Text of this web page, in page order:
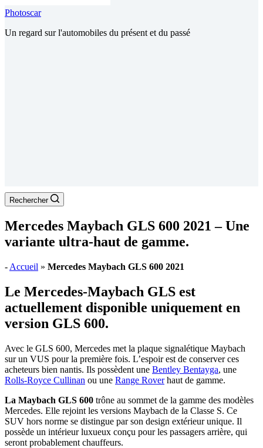
Photoscar
Un regard sur l'automobiles du présent et du passé
Rechercher
Mercedes Maybach GLS 600 2021 – Une
variante ultra-haut de gamme.
- Accueil » Mercedes Maybach GLS 600 2021
Le Mercedes-Maybach GLS est
actuellement disponible uniquement en
version GLS 600.
Avec le GLS 600, Mercedes met la plaque signalétique Maybach
sur un VUS pour la première fois. L’espoir est de conserver ces
acheteurs bien nantis. Ils possèdent une Bentley Bentayga, une
Rolls-Royce Cullinan ou une Range Roverhaut de gamme.
La Maybach GLS 600 trône au sommet de la gamme des modèles
Mercedes. Elle rejoint les versions Maybach de la Classe S. Ce
SUV hors norme se distingue par son design extérieur unique. Il
possède un intérieur luxueux conçu pour les passagers arrière, qui
seront probablement chauffeurs.